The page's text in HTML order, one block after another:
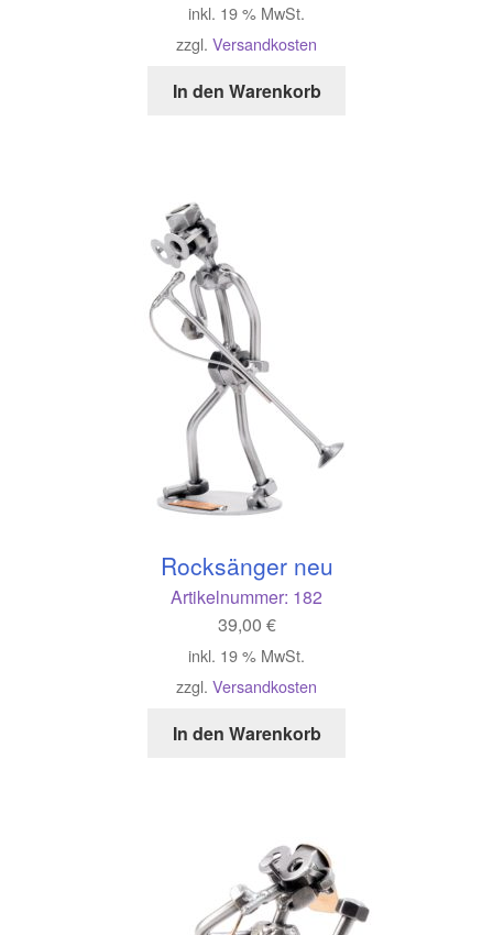
inkl. 19 % MwSt.
zzgl. Versandkosten
In den Warenkorb
Rocksänger neu
Artikelnummer: 182
39,00 €
inkl. 19 % MwSt.
zzgl. Versandkosten
In den Warenkorb